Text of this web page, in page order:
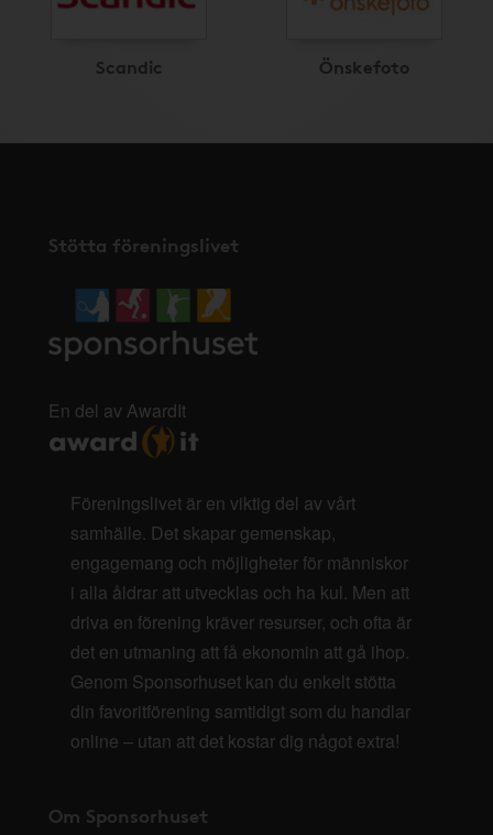
Scandic Önskefoto
Stötta föreningslivet
En del av AwardIt
Föreningslivet är en viktig del av vårt
samhälle. Det skapar gemenskap,
engagemang och möjligheter för människor
i alla åldrar att utvecklas och ha kul. Men att
driva en förening kräver resurser, och ofta är
det en utmaning att få ekonomin att gå ihop.
Genom Sponsorhuset kan du enkelt stötta
din favoritförening samtidigt som du handlar
online – utan att det kostar dig något extra!
Om Sponsorhuset